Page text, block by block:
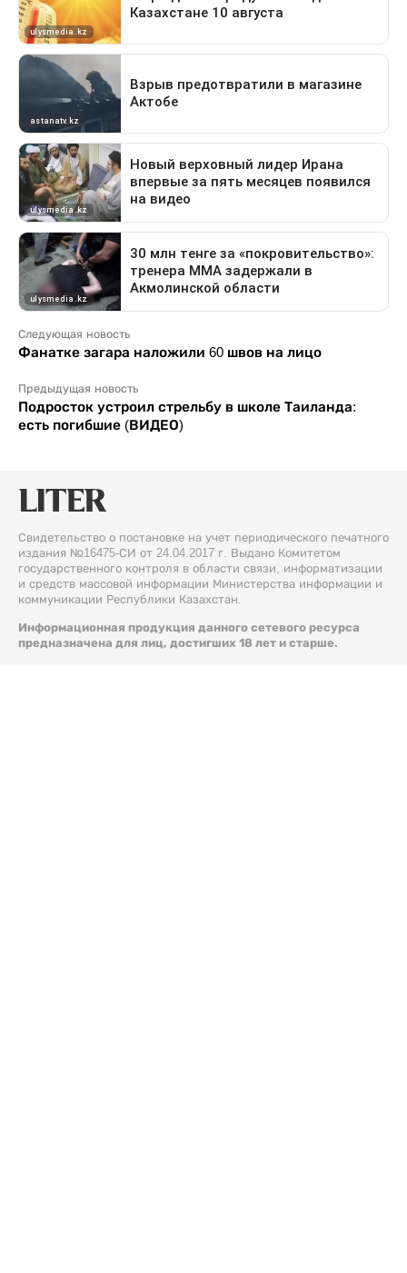
Следующая новость
Фанатке загара наложили 60 швов на лицо
Предыдущая новость
Подросток устроил стрельбу в школе Таиланда:
есть погибшие (ВИДЕО)
Свидетельство о постановке на учет периодического печатного
издания №16475-СИ от 24.04.2017 г. Выдано Комитетом
государственного контроля в области связи, информатизации
и средств массовой информации Министерства информации и
коммуникации Республики Казахстан.
Информационная продукция данного сетевого ресурса
предназначена для лиц, достигших 18 лет и старше.